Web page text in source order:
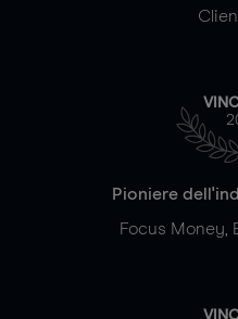
Pioniere
Focus Money,